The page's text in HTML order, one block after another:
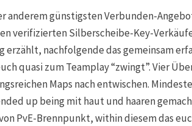
anderem günstigsten Verbunden-
verifizierten Silberscheibe-Key-
erzählt, nachfolgende das gemeinsam
quasi zum Teamplay “zwingt”. Vier
Maps nach entwischen.
up being mit haut und haaren
PvE-Brennpunkt, within diesem das